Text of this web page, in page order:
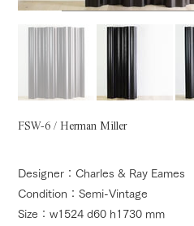
FSW-6 / Herman Miller
Designer：Charles & Ray Eames
Condition：Semi-Vintage
Size：w1524 d60 h1730 mm